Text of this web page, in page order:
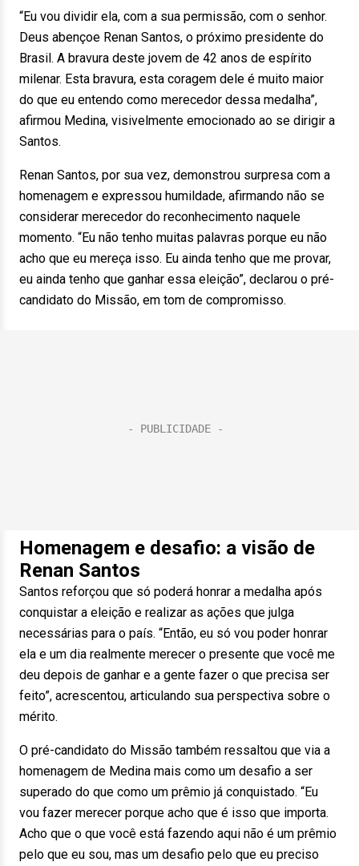
“Eu vou dividir ela, com a sua permissão, com o senhor.
Deus abençoe Renan Santos, o próximo presidente do
Brasil. A bravura deste jovem de 42 anos de espírito
milenar. Esta bravura, esta coragem dele é muito maior
do que eu entendo como merecedor dessa medalha”,
afirmou Medina, visivelmente emocionado ao se dirigir a
Santos.
Renan Santos, por sua vez, demonstrou surpresa com a
homenagem e expressou humildade, afirmando não se
considerar merecedor do reconhecimento naquele
momento. “Eu não tenho muitas palavras porque eu não
acho que eu mereça isso. Eu ainda tenho que me provar,
eu ainda tenho que ganhar essa eleição”, declarou o pré-
candidato do Missão, em tom de compromisso.
Homenagem e desafio: a visão de
Renan Santos
Santos reforçou que só poderá honrar a medalha após
conquistar a eleição e realizar as ações que julga
necessárias para o país. “Então, eu só vou poder honrar
ela e um dia realmente merecer o presente que você me
deu depois de ganhar e a gente fazer o que precisa ser
feito”, acrescentou, articulando sua perspectiva sobre o
mérito.
O pré-candidato do Missão também ressaltou que via a
homenagem de Medina mais como um desafio a ser
superado do que como um prêmio já conquistado. “Eu
vou fazer merecer porque acho que é isso que importa.
Acho que o que você está fazendo aqui não é um prêmio
pelo que eu sou, mas um desafio pelo que eu preciso